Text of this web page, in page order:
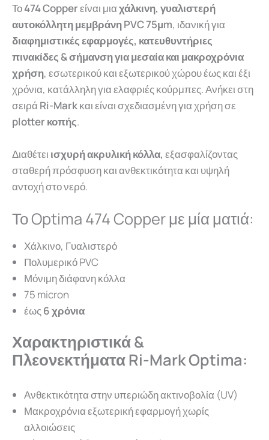
Το474 Copperείναι μιαχάλκινη, γυαλιστερή
αυτοκόλλητη μεμβράνη PVC 75μm, ιδανικήγια
διαφημιστικές εφαρμογές, κατευθυντήριες
πινακίδες & σήμανση για μεσαία και μακροχρόνια
χρήση, εσωτερικού και εξωτερικού χώρου έως καιέξι
χρόνια, κατάλληλη για ελαφριές κούρμπες.Ανήκει στη
σειρά Ri-Markκαι είναι σχεδιασμένη για χρήση σε
plotter κοπής.
Διαθέτει ισχυρή ακρυλική κόλλα, εξασφαλίζοντας
σταθερή πρόσφυση και ανθεκτικότητα και υψηλή
αντοχή στο νερό.
Το Optima 474 Copper με μία ματιά:
Χάλκινο, Γυαλιστερό
Πολυμερικό PVC
Μόνιμη διάφανη κόλλα
75 micron
έως 6 χρόνια
Χαρακτηριστικά &
Πλεονεκτήματα Ri-Mark Optima:
Ανθεκτικότητα στην υπεριώδη ακτινοβολία (UV)
Μακροχρόνια εξωτερική εφαρμογή χωρίς
αλλοιώσεις